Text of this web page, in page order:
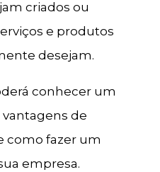
criados ou
e produtos
desejam.
conhecer um
de
como fazer um
empresa.